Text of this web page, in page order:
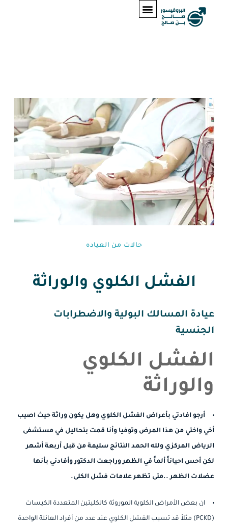
حالات من العياده⁩
الفشل الكلوي والوراثة
عيادة المسالك البولية والاضطرابات
الجنسية
الفشل الكلوي
والوراثة
أرجو افادتي بأعراض الفشل الكلوي وهل يكون وراثة حيث اصيب
أخي واختي من هذا المرض وتوفيا وأنا قمت بتحاليل في مستشفى
الرياض المركزي ولله الحمد النتائج سليمة من قبل أربعة أشهر
لكن أحس احياناً ألماً في الظهر وراجعت الدكتور وأفادني بأنها
عضلات الظهر ..متى تظهر علامات فشل الكلى.
ان بعض الأمراض الكلوية الموروثة كالكليتين المتعددة الكيسات
(PCKD) مثلاً قد تسبب الفشل الكلوي عند عدد من أفراد العائلة الواحدة